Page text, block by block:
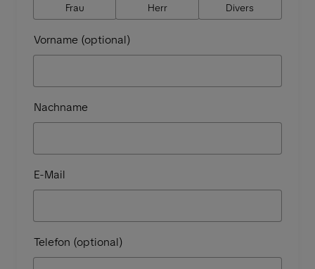
Frau Herr Divers
Vorname (optional)
Nachname
E-Mail
Telefon (optional)